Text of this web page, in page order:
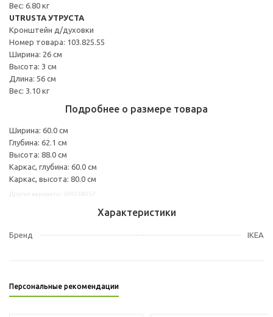
Вес: 6.80 кг
UTRUSTA УТРУСТА
Кронштейн д/духовки
Номер товара: 103.825.55
Ширина: 26 см
Высота: 3 см
Длина: 56 см
Вес: 3.10 кг
Подробнее о размере товара
Ширина: 60.0 см
Глубина: 62.1 см
Высота: 88.0 см
Каркас, глубина: 60.0 см
Каркас, высота: 80.0 см
Характеристики
Бренд IKEA
Персональные рекомендации